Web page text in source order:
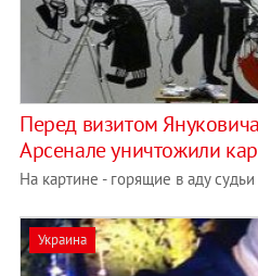
Перед визитом
Арсенале уничтожили
На картине - горящие в аду
Украина